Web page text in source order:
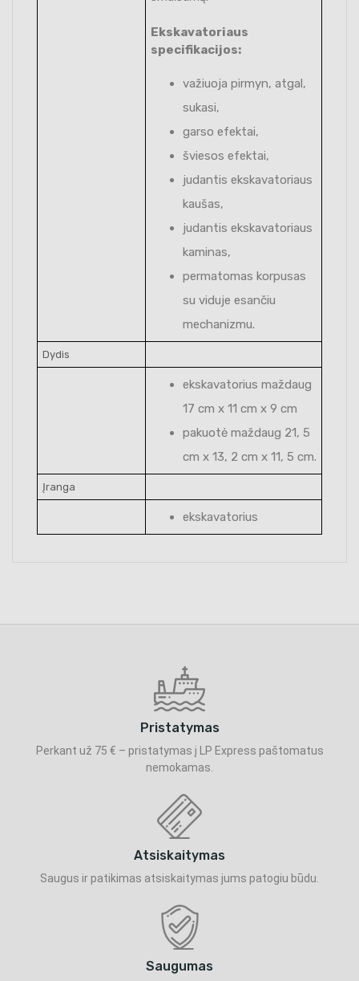
Ekskavatoriaus
specifikacijos:
važiuoja pirmyn, atgal,
sukasi,
garso efektai,
šviesos efektai,
judantis ekskavatoriaus
kaušas,
judantis ekskavatoriaus
kaminas,
permatomas korpusas
su viduje esančiu
mechanizmu.
Dydis
ekskavatorius maždaug
17 cm x 11 cm x 9 cm
pakuotė maždaug 21, 5
cm x 13, 2 cm x 11, 5 cm.
Įranga
ekskavatorius
Pristatymas
Perkant už 75 € – pristatymas į LP Express paštomatus
nemokamas.
Atsiskaitymas
Saugus ir patikimas atsiskaitymas jums patogiu būdu.
Saugumas